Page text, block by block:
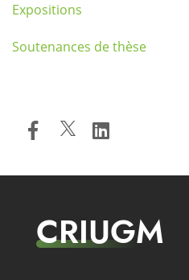
Expositions
Soutenances de thèse
CRIUGM